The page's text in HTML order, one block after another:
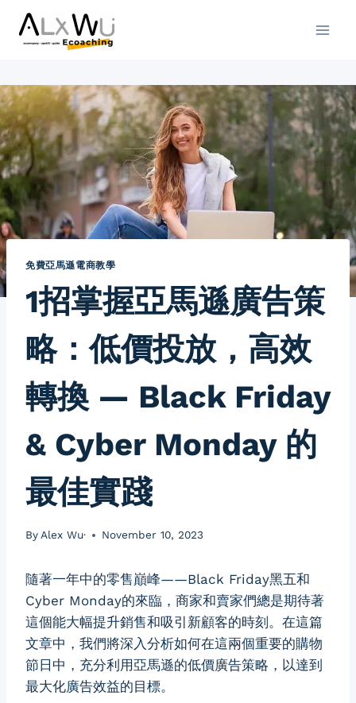
Skip
免費亞馬遜電商教學
1招掌握亞馬遜廣告策
略：低價投放，高效
轉換 — Black Friday
& Cyber Monday 的
最佳實踐
By Alex Wu· November 10, 2023
隨著一年中的零售巔峰——Black Friday黑五和
Cyber Monday的來臨，商家和賣家們總是期待著
這個能大幅提升銷售和吸引新顧客的時刻。在這篇
文章中，我們將深入分析如何在這兩個重要的購物
節日中，充分利用亞馬遜的低價廣告策略，以達到
最大化廣告效益的目標。